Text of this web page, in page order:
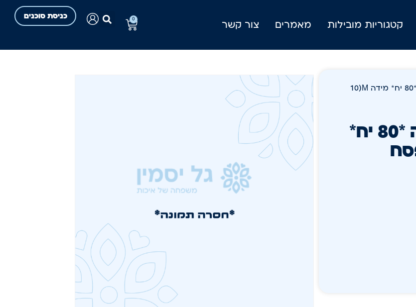
קטגוריות מובילות מאמרים צור קשר
כניסת סוכנים 0
/ Wave Pro לטקס ללא אבקה *80 יח* מידה M(10
Wave Pro לטקס ללא אבקה *80 יח*